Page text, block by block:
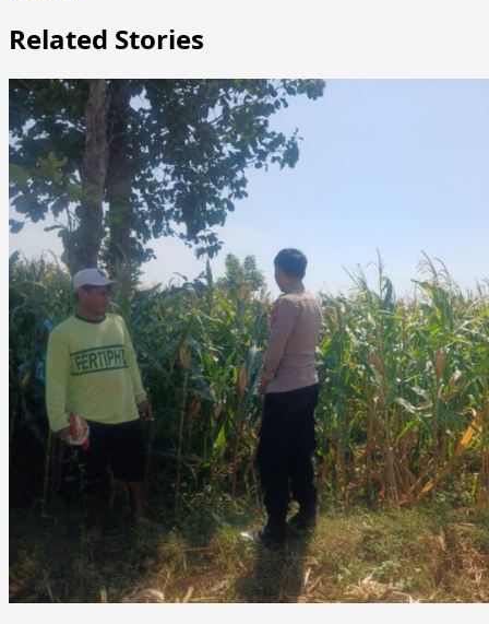
Related Stories